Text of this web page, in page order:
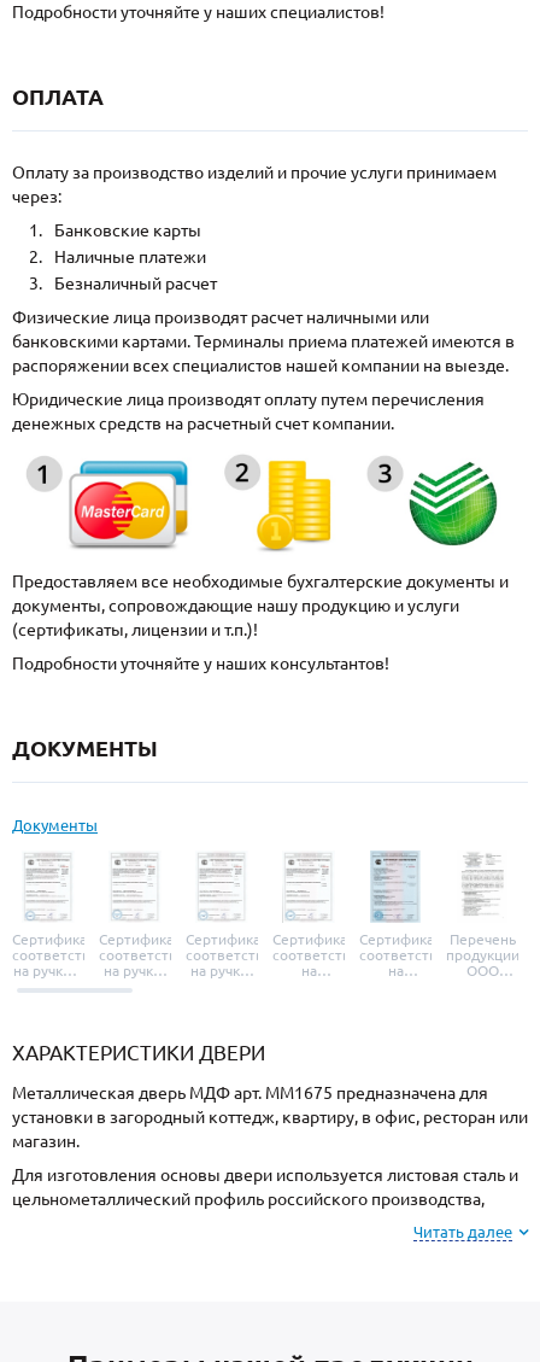
Подробности уточняйте у наших специалистов!
ОПЛАТА
Оплату за производство изделий и прочие услуги принимаем
через:
Банковские карты
Наличные платежи
Безналичный расчет
Физические лица производят расчет наличными или
банковскими картами. Терминалы приема платежей имеются в
распоряжении всех специалистов нашей компании на выезде.
Юридические лица производят оплату путем перечисления
денежных средств на расчетный счет компании.
Предоставляем все необходимые бухгалтерские документы и
документы, сопровождающие нашу продукцию и услуги
(сертификаты, лицензии и т.п.)!
Подробности уточняйте у наших консультантов!
ДОКУМЕНТЫ
Документы
Сертификат
соответствия
на ручки и
броненакладки
Сертификат
соответствия
на ручки-
защелки
Сертификат
соответствия
на ручки-
Сертификат
соответствия
на
Сертификат
соответствия
на
Перечень
продукции
ООО
ХАРАКТЕРИСТИКИ ДВЕРИ
Металлическая дверь МДФ арт. ММ1675 предназначена для
установки в загородный коттедж, квартиру, в офис, ресторан или
магазин.
Для изготовления основы двери используется листовая сталь и
цельнометаллический профиль российского производства,
толщиной 2 мм. Готовая конструкция имеет повышеннуюЧитать далее